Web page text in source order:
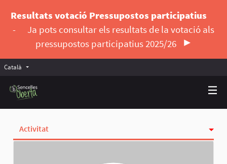
Resultats votació Pressupostos participatius
-
Ja pots consultar els resultats de la votació als
pressupostos participatius 2025/26
Català Triar la llengua
Activitat